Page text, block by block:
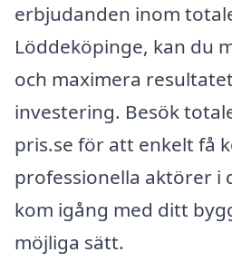
erbjudanden inom
Löddeköpinge, kan du
och maximera
investering. Besök
pris.se för att enkelt få
professionella aktörer i
kom igång med ditt
möjliga sätt.